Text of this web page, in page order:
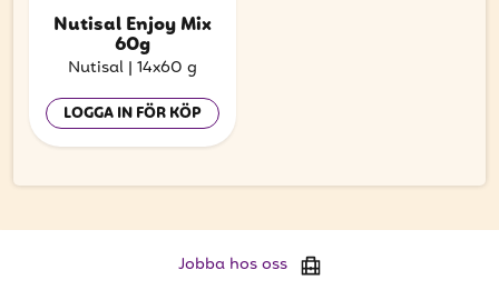
Nutisal Enjoy Mix
60g
Nutisal | 14x60 g
LOGGA IN FÖR KÖP
Jobba hos oss